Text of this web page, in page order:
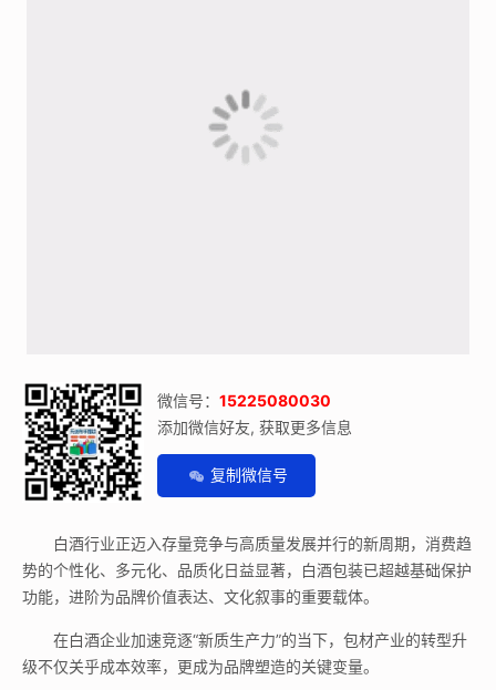
微信号： 15225080030
添加微信好友, 获取更多信息
复制微信号
白酒行业正迈入存量竞争与高质量发展并行的新周期，消费趋
势的个性化、多元化、品质化日益显著，白酒包装已超越基础保护
功能，进阶为品牌价值表达、文化叙事的重要载体。
在白酒企业加速竞逐“新质生产力”的当下，包材产业的转型升
级不仅关乎成本效率，更成为品牌塑造的关键变量。